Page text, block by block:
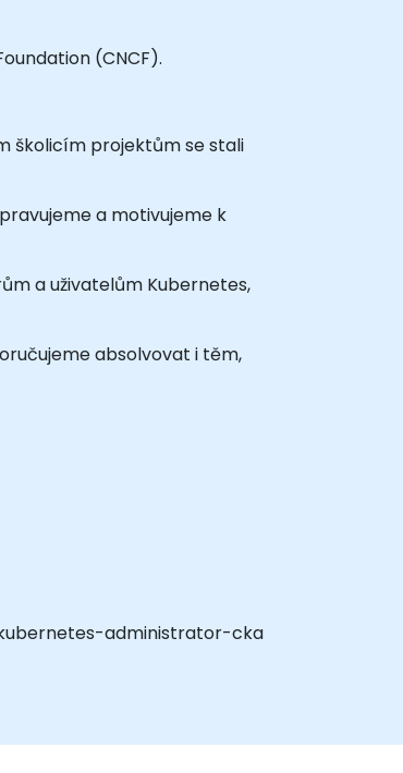
(CNCF).
školicím projektům se stali
a motivujeme k
a uživatelům Kubernetes,
absolvovat i těm,
administrator-cka